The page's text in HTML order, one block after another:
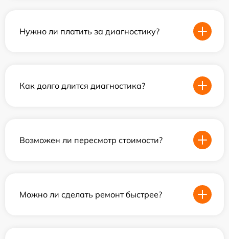
Нужно ли платить за диагностику?
Как долго длится диагностика?
Возможен ли пересмотр стоимости?
Можно ли сделать ремонт быстрее?